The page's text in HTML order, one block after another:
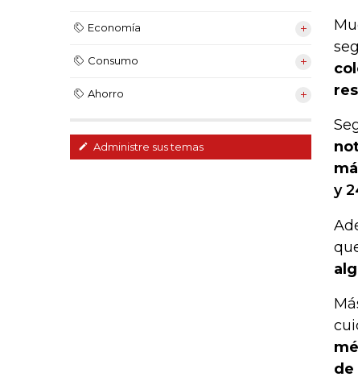
Economía
Consumo
Ahorro
Administre sus temas
y
de